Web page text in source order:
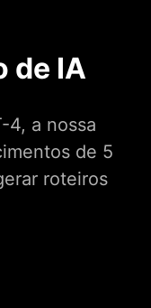
de IA
4, a nossa
de 5
roteiros